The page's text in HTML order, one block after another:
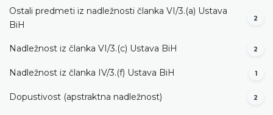
Ostali predmeti iz nadležnosti članka VI/3.(a) Ustava
BiH
2
Nadležnost iz članka VI/3.(c) Ustava BiH 2
Nadležnost iz članka IV/3.(f) Ustava BiH 1
Dopustivost (apstraktna nadležnost) 2